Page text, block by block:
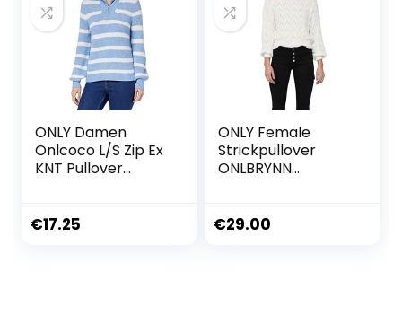
ONLY Damen
Onlcoco L/S Zip Ex
KNT Pullover
€17.25
ONLY Female
Strickpullover
ONLBRYNN
€29.00